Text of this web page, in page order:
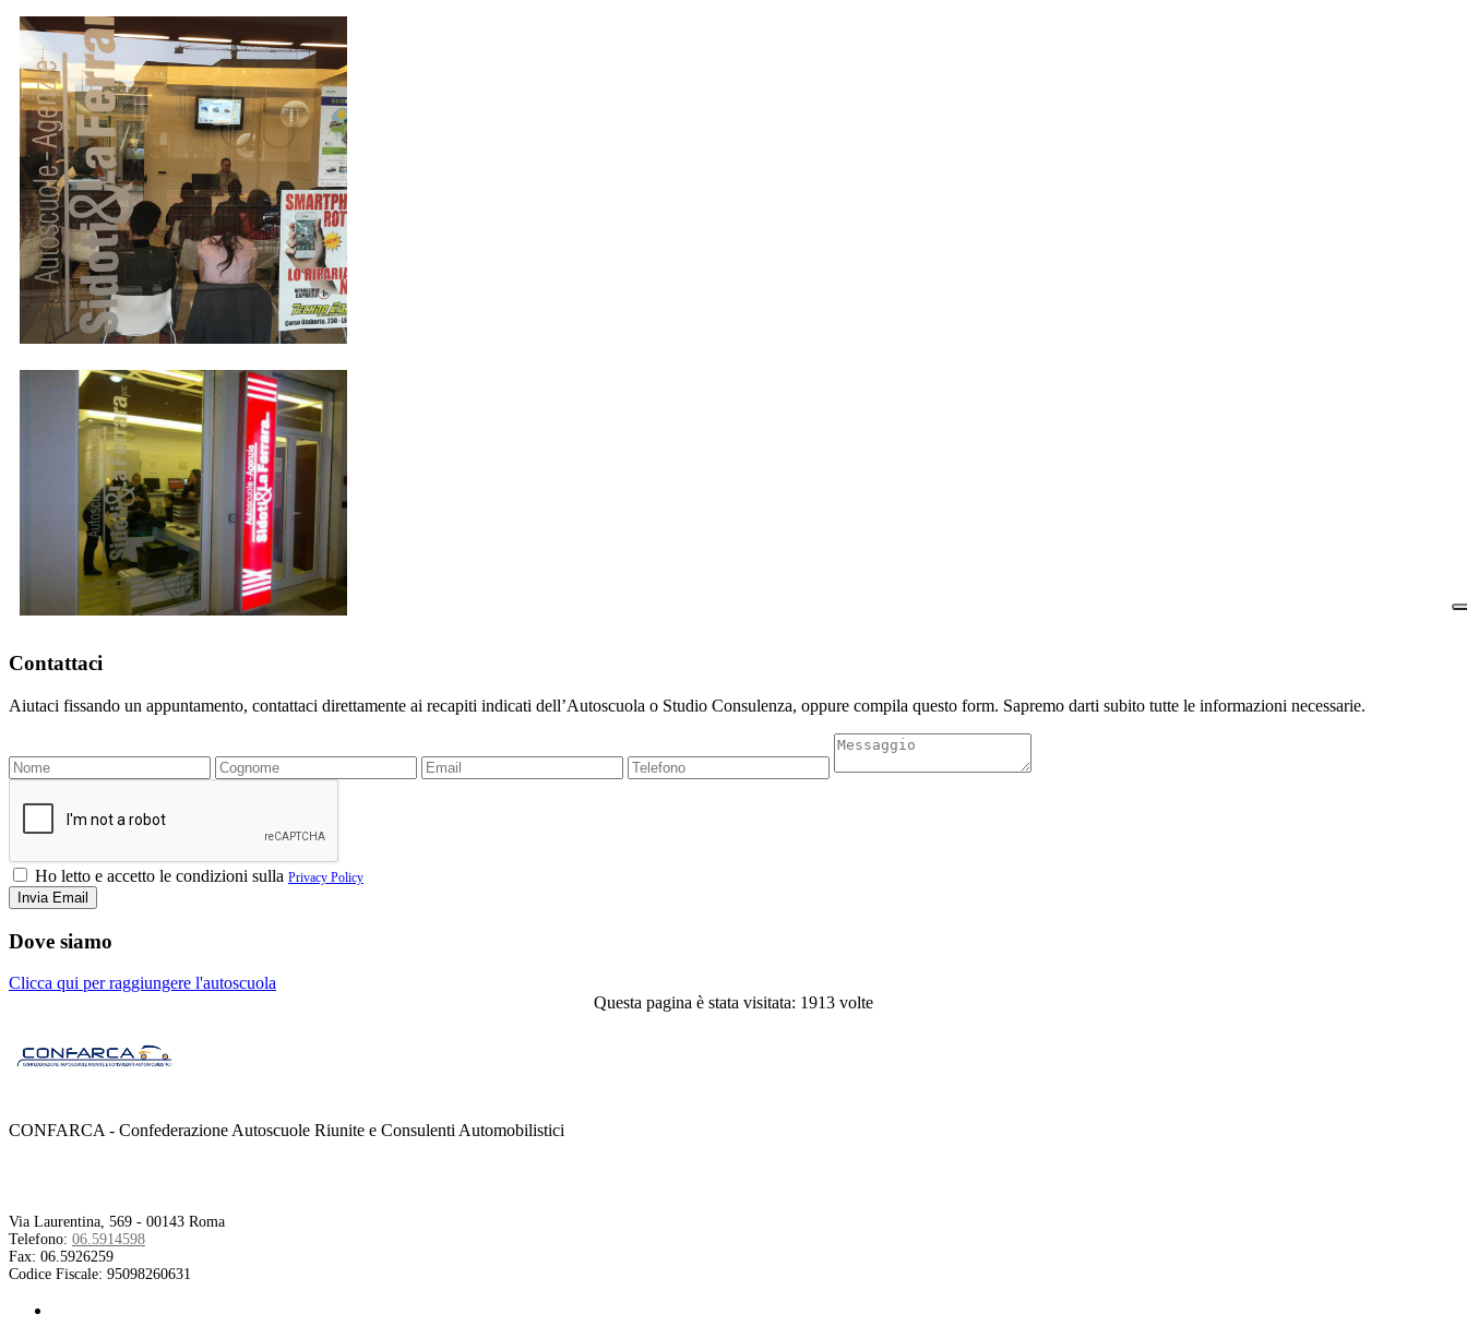
Contattaci
Aiutaci fissando un appuntamento, contattaci direttamente ai recapiti indicati dell’Autoscuola o Studio Consulenza, oppure compila questo form. Sapremo darti subito tutte le informazioni necessarie.
Ho letto e accetto le condizioni sulla Privacy Policy
Dove siamo
Clicca qui per raggiungere l'autoscuola
Questa pagina è stata visitata: 1913 volte
CONFARCA - Confederazione Autoscuole Riunite e Consulenti Automobilistici
Via Laurentina, 569 - 00143 Roma
Telefono: 06.5914598
Fax: 06.5926259
Codice Fiscale: 95098260631